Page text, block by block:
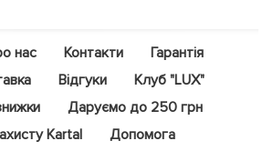
нас Контакти
Гарантія
Відгуки
Клуб "LUX"
Даруємо до 250 грн
Kartal
Допомога